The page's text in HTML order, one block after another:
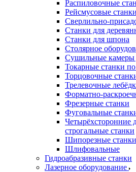
Распиловочные
Рейсмусовые станки
Сверлильно-
Станки для
Станки для шпона
Столярное
Сушильные камеры
Токарные станки по
Торцовочные
Трелевочные
Форматно-
Фрезерные станки
Фуговальные
Четырёхсторонние
строгальные станки
Шипорезные станки
Шлифовальные
Гидроабразивные станки
Лазерное оборудование